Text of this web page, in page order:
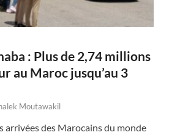
: Plus de 2,74 millions
au Maroc jusqu’au 3
Moutawakil
arrivées des Marocains du monde